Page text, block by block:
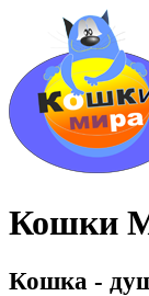
Кошки
Кошка -